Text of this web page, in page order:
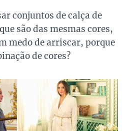
conjuntos de calça de
são das mesmas cores,
medo de arriscar, porque
de cores?